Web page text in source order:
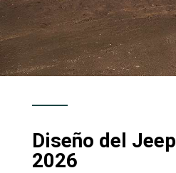
Diseño del Jeep
2026